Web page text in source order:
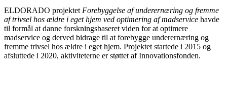
ELDORADO projektet Forebyggelse af underernæring og fremme
af trivsel hos ældre i eget hjem ved optimering af madservice havde
til formål at danne forskningsbaseret viden for at optimere
madservice og derved bidrage til at forebygge underernæring og
fremme trivsel hos ældre i eget hjem. Projektet startede i 2015 og
afsluttede i 2020, aktiviteterne er støttet af Innovationsfonden.